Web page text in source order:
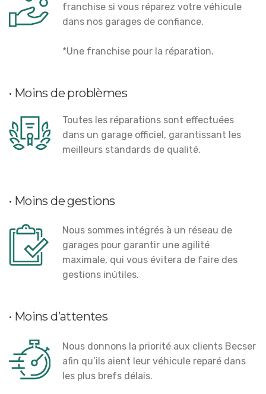
franchise si vous réparez votre véhicule
dans nos garages de confiance.
*Une franchise pour la réparation.
• Moins de problèmes
Toutes les réparations sont effectuées
dans un garage officiel, garantissant les
meilleurs standards de qualité.
• Moins de gestions
Nous sommes intégrés à un réseau de
garages pour garantir une agilité
maximale, qui vous évitera de faire des
gestions inútiles.
• Moins d’attentes
Nous donnons la priorité aux clients Becser
afin qu’ils aient leur véhicule reparé dans
les plus brefs délais.